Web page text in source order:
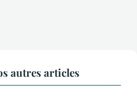
autres articles